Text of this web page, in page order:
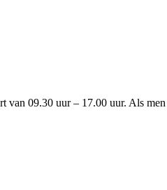
09.30 uur – 17.00 uur. Als